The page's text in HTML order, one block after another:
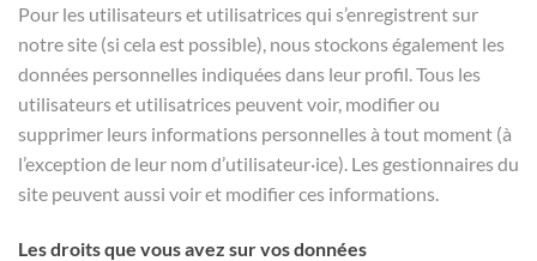
Pour les utilisateurs et utilisatrices qui s’enregistrent sur
notre site (si cela est possible), nous stockons également les
données personnelles indiquées dans leur profil. Tous les
utilisateurs et utilisatrices peuvent voir, modifier ou
supprimer leurs informations personnelles à tout moment (à
l’exception de leur nom d’utilisateur·ice). Les gestionnaires du
site peuvent aussi voir et modifier ces informations.
Les droits que vous avez sur vos données